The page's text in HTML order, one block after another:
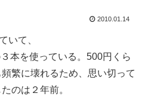
2010.01.14
いて、
本を使っている。500円くら
繁に壊れるため、思い切って
のは２年前。